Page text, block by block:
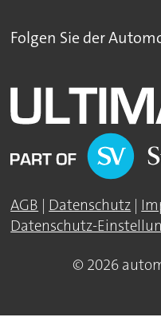
Folgen Sie der
AGB | Datenschutz |
Datenschutz-
© 2026